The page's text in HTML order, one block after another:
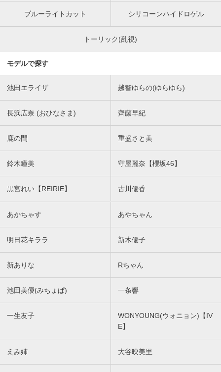
ブルーライトカット シリコーンハイドロゲル
トーリック(乱視)
モデルで探す
池田エライザ 越智ゆらの(ゆらゆら)
長浜広奈 (おひなさま) 齊藤早紀
鹿の間 重盛さと美
鈴木瞳美 守屋麗奈【櫻坂46】
黒宮れい【REIRIE】 古川優香
あかちゃす あやちゃん
明日花キララ 新木優子
新ありな Rちゃん
池田美優(みちょぱ) 一条響
一生友子
WONYOUNG(ウォニョン)【IV
E】
えみ姉 大谷映美里